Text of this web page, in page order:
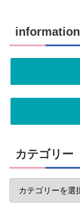
information
カテゴリー